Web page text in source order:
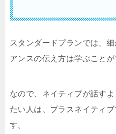
スタンダードプランでは、
アンスの伝え方は学ぶことが
なので、ネイティブが話す
たい人は、プラスネイティ
す。